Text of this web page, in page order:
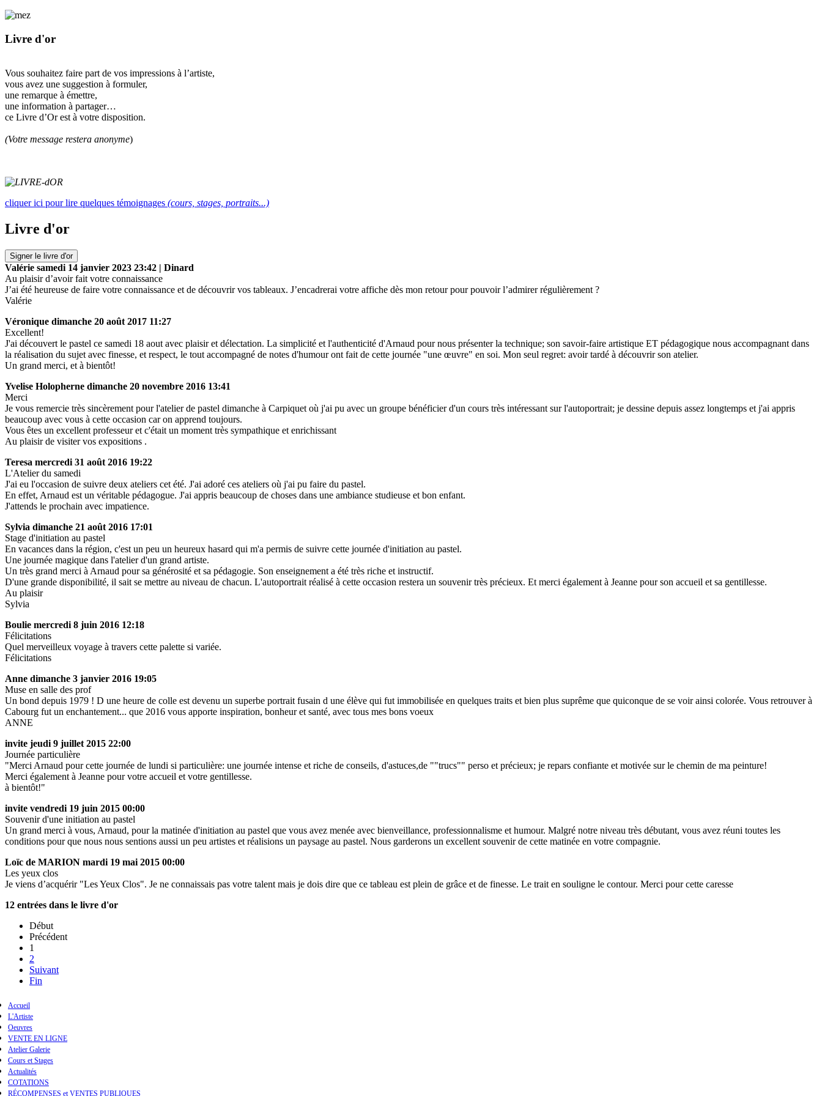
Livre d'or
Vous souhaitez faire part de vos impressions à l’artiste,
vous avez une suggestion à formuler,
une remarque à émettre,
une information à partager…
ce Livre d’Or est à votre disposition.
(Votre message restera anonyme)
cliquer ici pour lire quelques témoignages (cours, stages, portraits...)
Livre d'or
Signer le livre d'or
Valérie samedi 14 janvier 2023 23:42 | Dinard
Au plaisir d’avoir fait votre connaissance
J’ai été heureuse de faire votre connaissance et de découvrir vos tableaux. J’encadrerai votre affiche dès mon retour pour pouvoir l’admirer régulièrement ?
Valérie
Véronique dimanche 20 août 2017 11:27
Excellent!
J'ai découvert le pastel ce samedi 18 aout avec plaisir et délectation. La simplicité et l'authenticité d'Arnaud pour nous présenter la technique; son savoir-faire artistique ET pédagogique nous accompagnant dans
la réalisation du sujet avec finesse, et respect, le tout accompagné de notes d'humour ont fait de cette journée "une œuvre" en soi. Mon seul regret: avoir tardé à découvrir son atelier.
Un grand merci, et à bientôt!
Yvelise Holopherne dimanche 20 novembre 2016 13:41
Merci
Je vous remercie très sincèrement pour l'atelier de pastel dimanche à Carpiquet où j'ai pu avec un groupe bénéficier d'un cours très intéressant sur l'autoportrait; je dessine depuis assez longtemps et j'ai appris
beaucoup avec vous à cette occasion car on apprend toujours.
Vous êtes un excellent professeur et c'était un moment très sympathique et enrichissant
Au plaisir de visiter vos expositions .
Teresa mercredi 31 août 2016 19:22
L'Atelier du samedi
J'ai eu l'occasion de suivre deux ateliers cet été. J'ai adoré ces ateliers où j'ai pu faire du pastel.
En effet, Arnaud est un véritable pédagogue. J'ai appris beaucoup de choses dans une ambiance studieuse et bon enfant.
J'attends le prochain avec impatience.
Sylvia dimanche 21 août 2016 17:01
Stage d'initiation au pastel
En vacances dans la région, c'est un peu un heureux hasard qui m'a permis de suivre cette journée d'initiation au pastel.
Une journée magique dans l'atelier d'un grand artiste.
Un très grand merci à Arnaud pour sa générosité et sa pédagogie. Son enseignement a été très riche et instructif.
D'une grande disponibilité, il sait se mettre au niveau de chacun. L'autoportrait réalisé à cette occasion restera un souvenir très précieux. Et merci également à Jeanne pour son accueil et sa gentillesse.
Au plaisir
Sylvia
Boulie mercredi 8 juin 2016 12:18
Félicitations
Quel merveilleux voyage à travers cette palette si variée.
Félicitations
Anne dimanche 3 janvier 2016 19:05
Muse en salle des prof
Un bond depuis 1979 ! D une heure de colle est devenu un superbe portrait fusain d une élève qui fut immobilisée en quelques traits et bien plus suprême que quiconque de se voir ainsi colorée. Vous retrouver à
Cabourg fut un enchantement... que 2016 vous apporte inspiration, bonheur et santé, avec tous mes bons voeux
ANNE
invite jeudi 9 juillet 2015 22:00
Journée particulière
"Merci Arnaud pour cette journée de lundi si particulière: une journée intense et riche de conseils, d'astuces,de ""trucs"" perso et précieux; je repars confiante et motivée sur le chemin de ma peinture!
Merci également à Jeanne pour votre accueil et votre gentillesse.
à bientôt!"
invite vendredi 19 juin 2015 00:00
Souvenir d'une initiation au pastel
Un grand merci à vous, Arnaud, pour la matinée d'initiation au pastel que vous avez menée avec bienveillance, professionnalisme et humour. Malgré notre niveau très débutant, vous avez réuni toutes les
conditions pour que nous nous sentions aussi un peu artistes et réalisions un paysage au pastel. Nous garderons un excellent souvenir de cette matinée en votre compagnie.
Loïc de MARION mardi 19 mai 2015 00:00
Les yeux clos
Je viens d’acquérir "Les Yeux Clos". Je ne connaissais pas votre talent mais je dois dire que ce tableau est plein de grâce et de finesse. Le trait en souligne le contour. Merci pour cette caresse
12 entrées dans le livre d'or
Début
Précédent
1
2
Suivant
Fin
Accueil
L'Artiste
Oeuvres
VENTE EN LIGNE
Atelier Galerie
Cours et Stages
Actualités
COTATIONS
RÉCOMPENSES et VENTES PUBLIQUES